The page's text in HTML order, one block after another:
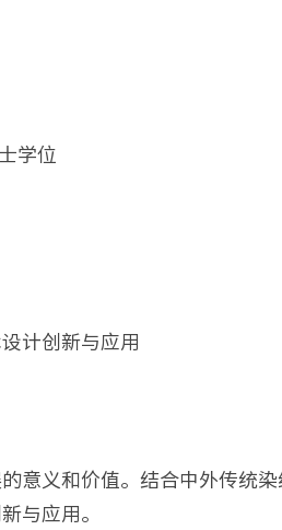
学位
计创新与应用
意义和价值。结合中外传统
与应用。